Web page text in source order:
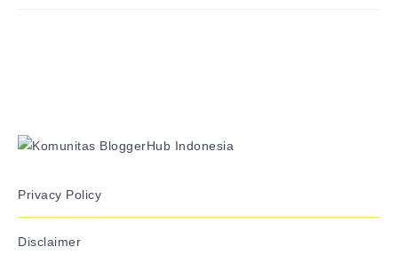
Privacy Policy
Disclaimer